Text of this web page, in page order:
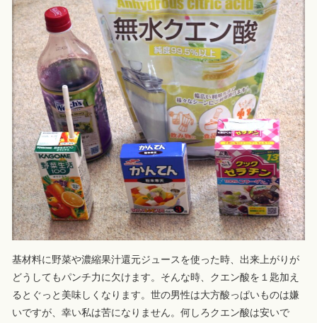
基材料に野菜や濃縮果汁還元ジュースを使った時、出来上がりが
どうしてもパンチ力に欠けます。そんな時、クエン酸を１匙加え
るとぐっと美味しくなります。世の男性は大方酸っぱいものは嫌
いですが、幸い私は苦になりません。何しろクエン酸は安いで